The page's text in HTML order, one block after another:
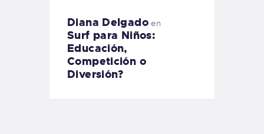
Diana Delgadoen
Surf para Niños:
Educación,
Competición o
Diversión?